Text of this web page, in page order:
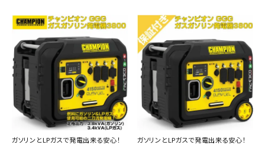
ガソリンとLPガスで発電出来る安心！ ガソリンとLPガスで発電出来る安心！